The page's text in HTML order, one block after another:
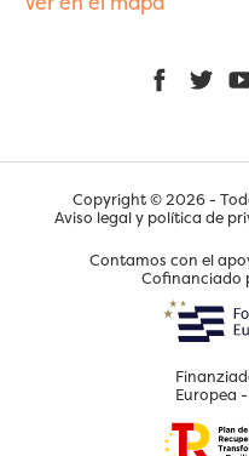
Copyright © 2026 -
Aviso legal y política de
Contamos con el
Cofinanciado
Europea